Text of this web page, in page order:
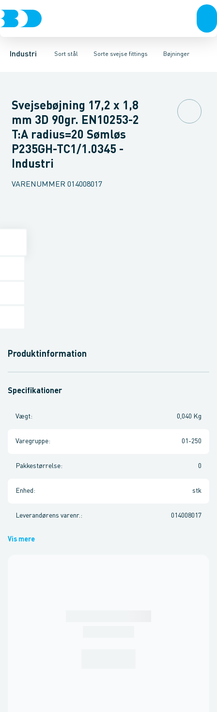
Industri Sort stål
VentilerRustfrit stål Sort stålGalvaniseret stålPlastIndustri
Sorte svejse fittings
Sorte rør Sorte gevindfittingsSorte svejse fittingsSorte
Bøjninger
Bøjninger T-stykkerExcentriske reduktioner Koncentriske
Svejsebøjning 17,2 x 1,8
mm 3D 90gr. EN10253-2
T:A radius=20 Sømløs
P235GH-TC1/1.0345 -
Industri
VARENUMMER 014008017
Produktinformation
Specifikationer
Vægt: 0,040 Kg
Varegruppe: 01-250
Pakkestørrelse: 0
Enhed : stk
Leverandørens varenr. : 014008017
Vis mere